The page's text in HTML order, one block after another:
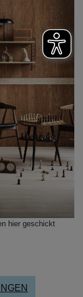
hier geschickt